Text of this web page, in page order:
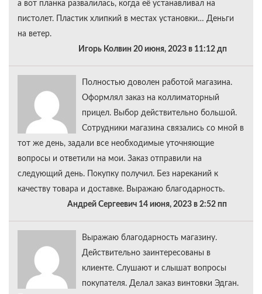
а вот планка развалилась, когда её устанавливал на
пистолет. Пластик хлипкий в местах установки… Деньги
на ветер.
Игорь Колвин 20 июня, 2023 в 11:12 дп
Полностью доволен работой магазина.
Оформлял заказ на коллиматорный
прицел. Выбор действительно большой.
Сотрудники магазина связались со мной в
тот же день, задали все необходимые уточняющие
вопросы и ответили на мои. Заказ отправили на
следующий день. Покупку получил. Без нареканий к
качеству товара и доставке. Выражаю благодарность.
Андрей Сергеевич 14 июня, 2023 в 2:52 пп
Выражаю благодарность магазину.
Действительно заинтересованы в
клиенте. Слушают и слышат вопросы
покупателя. Делал заказ винтовки Эдган.